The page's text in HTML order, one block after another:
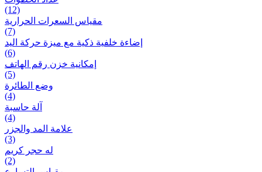
(12)
مقیاس السعرات الحرارية
(7)
إضاءة خلفية ذكية مع ميزة حرکة اليد
(6)
إمكانية خزن رقم الهاتف
(5)
وضع الطائرة
(4)
آلة حاسبة
(4)
علامة المد والجزر
(3)
له حجر كريم
(2)